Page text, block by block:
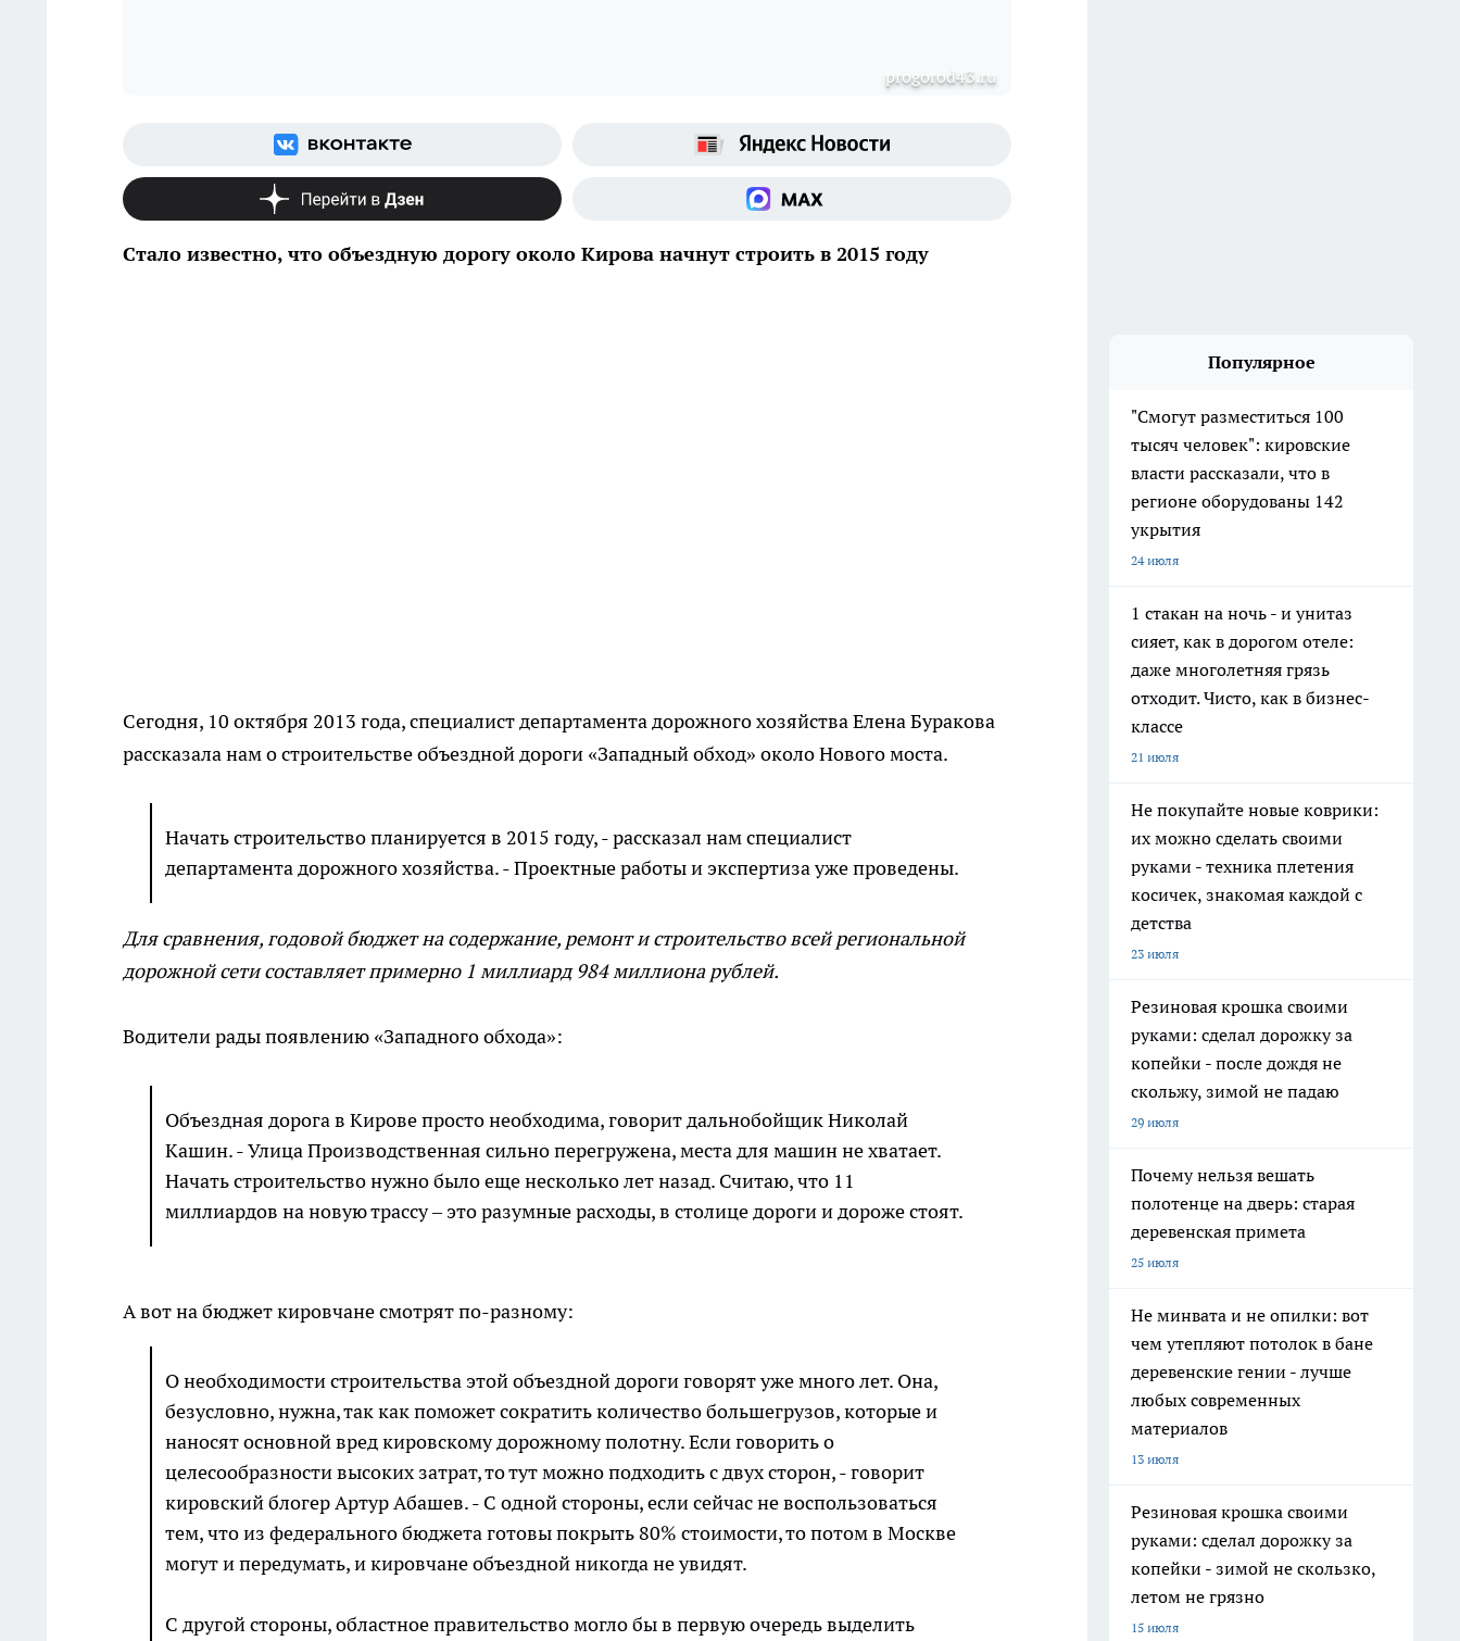
progorod43.ru
Стало известно, что объездную дорогу около Кирова начнут строить в 2015 году
Сегодня, 10 октября 2013 года, специалист департамента дорожного хозяйства Елена Буракова
рассказала нам о строительстве объездной дороги «Западный обход» около Нового моста.
Начать строительство планируется в 2015 году, - рассказал нам специалист
департамента дорожного хозяйства. - Проектные работы и экспертиза уже проведены.
Для сравнения, годовой бюджет на содержание, ремонт и строительство всей региональной
дорожной сети составляет примерно 1 миллиард 984 миллиона рублей.
Водители рады появлению «Западного обхода»:
Объездная дорога в Кирове просто необходима, говорит дальнобойщик Николай
Кашин. - Улица Производственная сильно перегружена, места для машин не хватает.
Начать строительство нужно было еще несколько лет назад. Считаю, что 11
миллиардов на новую трассу – это разумные расходы, в столице дороги и дороже стоят.
А вот на бюджет кировчане смотрят по-разному:
О необходимости строительства этой объездной дороги говорят уже много лет. Она,
безусловно, нужна, так как поможет сократить количество большегрузов, которые и
наносят основной вред кировскому дорожному полотну. Если говорить о
целесообразности высоких затрат, то тут можно подходить с двух сторон, - говорит
кировский блогер Артур Абашев. - С одной стороны, если сейчас не воспользоваться
тем, что из федерального бюджета готовы покрыть 80% стоимости, то потом в Москве
могут и передумать, и кировчане объездной никогда не увидят.
С другой стороны, областное правительство могло бы в первую очередь выделить
Популярное
"Смогут разместиться 100
тысяч человек": кировские
власти рассказали, что в
регионе оборудованы 142
укрытия
24 июля
1 стакан на ночь - и унитаз
сияет, как в дорогом отеле:
даже многолетняя грязь
отходит. Чисто, как в бизнес-
классе
21 июля
Не покупайте новые коврики:
их можно сделать своими
руками - техника плетения
косичек, знакомая каждой с
детства
23 июля
Резиновая крошка своими
руками: сделал дорожку за
копейки - после дождя не
скольжу, зимой не падаю
29 июля
Почему нельзя вешать
полотенце на дверь: старая
деревенская примета
25 июля
Не минвата и не опилки: вот
чем утепляют потолок в бане
деревенские гении - лучше
любых современных
материалов
13 июля
Резиновая крошка своими
руками: сделал дорожку за
копейки - зимой не скользко,
летом не грязно
15 июля